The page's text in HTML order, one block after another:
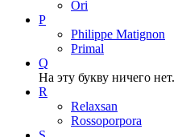
Ori
P
Philippe Matignon
Primal
Q
На эту букву ничего нет.
R
Relaxsan
Rossoporpora